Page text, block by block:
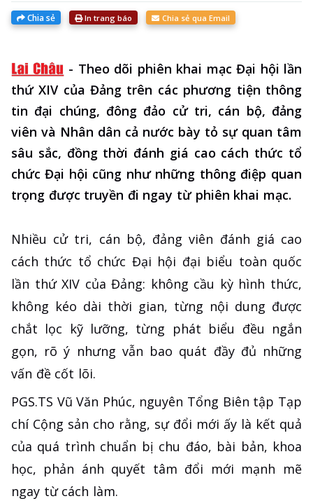
Chia sẻ In trang báo Chia sẻ qua Email
- Theo dõi phiên khai mạc Đại hội lần
thứ XIV của Đảng trên các phương tiện thông
tin đại chúng, đông đảo cử tri, cán bộ, đảng
viên và Nhân dân cả nước bày tỏ sự quan tâm
sâu sắc, đồng thời đánh giá cao cách thức tổ
chức Đại hội cũng như những thông điệp quan
trọng được truyền đi ngay từ phiên khai mạc.
Nhiều cử tri, cán bộ, đảng viên đánh giá cao
cách thức tổ chức Đại hội đại biểu toàn quốc
lần thứ XIV của Đảng: không cầu kỳ hình thức,
không kéo dài thời gian, từng nội dung được
chắt lọc kỹ lưỡng, từng phát biểu đều ngắn
gọn, rõ ý nhưng vẫn bao quát đầy đủ những
vấn đề cốt lõi.
PGS.TS Vũ Văn Phúc, nguyên Tổng Biên tập Tạp
chí Cộng sản cho rằng, sự đổi mới ấy là kết quả
của quá trình chuẩn bị chu đáo, bài bản, khoa
học, phản ánh quyết tâm đổi mới mạnh mẽ
ngay từ cách làm.